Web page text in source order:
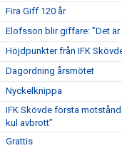
Fira Giff 120 år
Elofsson blir giffare: ”Det
Höjdpunkter från IFK
Dagordning årsmötet
Nyckelknippa
IFK Skövde första
kul avbrott”
Grattis